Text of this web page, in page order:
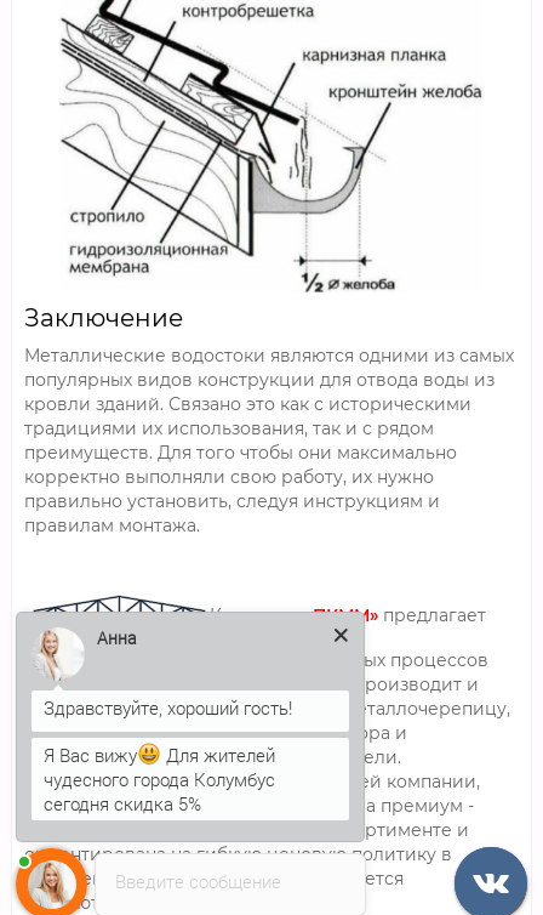
Заключение
Металлические водостоки являются одними из самых
популярных видов конструкции для отвода воды из
кровли зданий. Связано это как с историческими
традициями их использования, так и с рядом
преимуществ. Для того чтобы они максимально
корректно выполняли свою работу, их нужно
правильно установить, следуя инструкциям и
правилам монтажа.
Компания«ПКММ» предлагает
качественное оснащение строительных процессов
различным расходным материалом, производит и
реализует на строительном рынке металлочерепицу,
сэндвич-панели, профнастил для забора и
кровельный, евроштакетник, сип-панели.
Сертифицированная продукция нашей компании,
отвечающая всем стандартам качества премиум -
класса представлена в широком ассортименте и
ориентирована на гибкую ценовую политику в
отношении своего потребителя, является
абсолютным гарантом качества.
Введите сообщение
Анна
Здравствуйте, хороший гость!
Я Вас вижу
Для жителей
чудесного города Колумбус
сегодня скидка 5%
Аннапечатает...